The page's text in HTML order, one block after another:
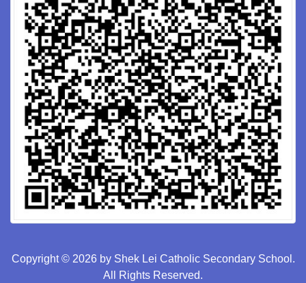
Copyright © 2026 by Shek Lei Catholic Secondary School.
All Rights Reserved.